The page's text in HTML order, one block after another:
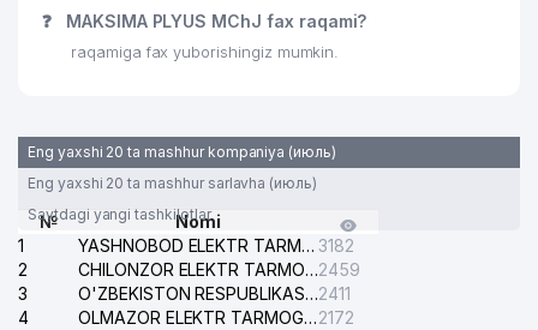
❓ MAKSIMA PLYUS MChJ fax raqami?
raqamiga fax yuborishingiz mumkin.
Eng yaxshi 20 ta mashhur kompaniya (июль)
Eng yaxshi 20 ta mashhur sarlavha (июль)
Saytdagi yangi tashkilotlar
№
Nomi
1
YASHNOBOD ELEKTR TARMOG'I NOSOZLIKLARI XIZMATI 3182
2
CHILONZOR ELEKTR TARMOG'I NOSOZLIK XIZMATI2459
3
O'ZBEKISTON RESPUBLIKASI BOSH PROKURATURASI ISHONCH TELEFONI2411
4
OLMAZOR ELEKTR TARMOG'I NOSOZLIKLARI XIZMATI2172